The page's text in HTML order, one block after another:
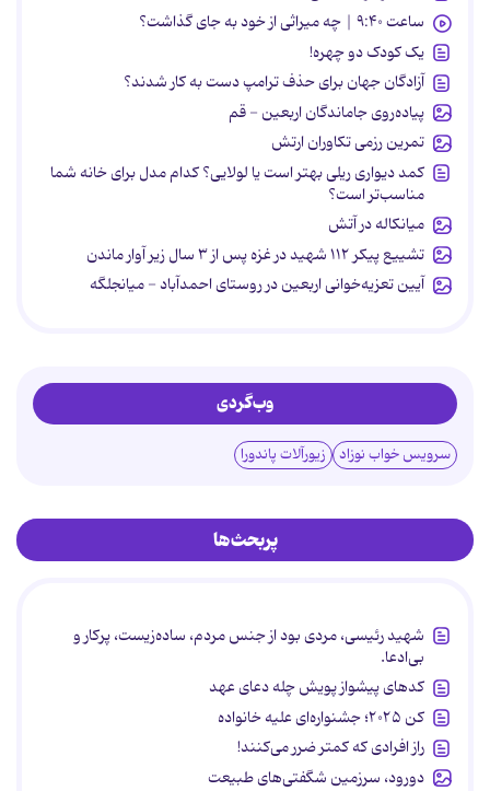
ساعت ۹:۴۰ | چه میراثی از خود به جای گذاشت؟
یک کودک دو چهره!
آزادگان جهان برای حذف ترامپ دست به کار شدند؟
پیاده‌روی جاماندگان اربعین - قم
تمرین رزمی تکاوران ارتش
کمد دیواری ریلی بهتر است یا لولایی؟ کدام مدل برای خانه شما
مناسب‌تر است؟
میانکاله در آتش
تشییع پیکر ۱۱۲ شهید در غزه پس از ۳ سال زیر آوار ماندن
آیین تعزیه‌خوانی اربعین در روستای احمدآباد - میانجلگه
وب‌گردی
سرویس خواب نوزاد زیورآلات پاندورا
پربحث‌ها
شهید رئیسی، مردی بود از جنس مردم، ساده‌زیست، پرکار و
بی‌ادعا.
کدهای پیشواز پویش چله دعای عهد
کن ۲۰۲۵؛ جشنواره‌ای علیه خانواده
راز افرادی که کمتر ضرر می‌کنند!
دورود، سرزمین شگفتی‌های طبیعت